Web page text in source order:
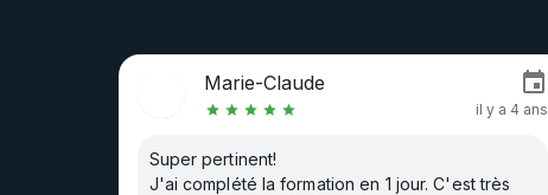
Marie-Claude
il y a 4 ans
Super pertinent!
J'ai complété la formation en 1 jour. C'est très